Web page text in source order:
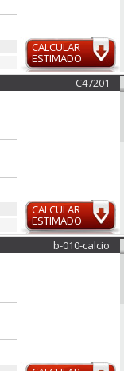
CALCULAR
ESTIMADO
C47201
CALCULAR
ESTIMADO
b-010-calcio